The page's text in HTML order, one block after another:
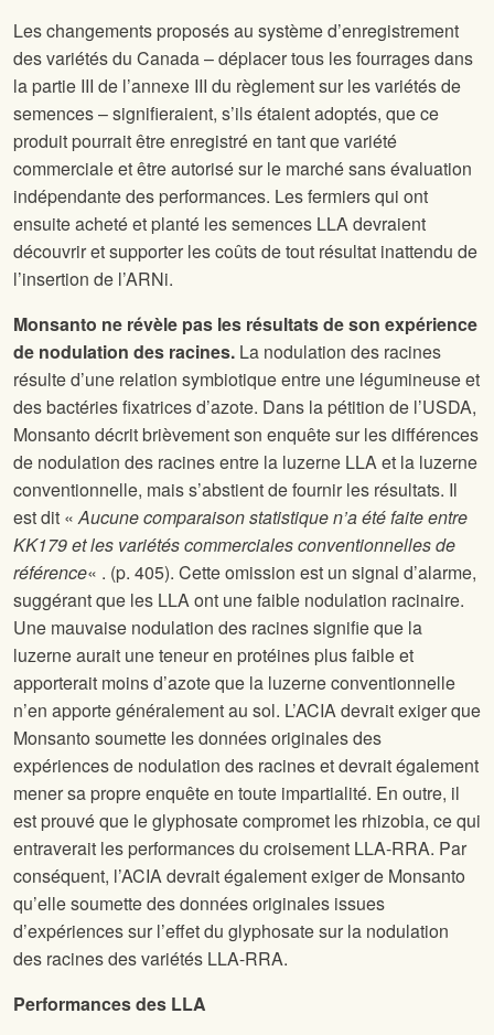
Les changements proposés au système d’enregistrement
des variétés du Canada – déplacer tous les fourrages dans
la partie III de l’annexe III du règlement sur les variétés de
semences – signifieraient, s’ils étaient adoptés, que ce
produit pourrait être enregistré en tant que variété
commerciale et être autorisé sur le marché sans évaluation
indépendante des performances. Les fermiers qui ont
ensuite acheté et planté les semences LLA devraient
découvrir et supporter les coûts de tout résultat inattendu de
l’insertion de l’ARNi.
Monsanto ne révèle pas les résultats de son expérience
de nodulation des racines. La nodulation des racines
résulte d’une relation symbiotique entre une légumineuse et
des bactéries fixatrices d’azote. Dans la pétition de l’USDA,
Monsanto décrit brièvement son enquête sur les différences
de nodulation des racines entre la luzerne LLA et la luzerne
conventionnelle, mais s’abstient de fournir les résultats. Il
est dit «Aucune comparaison statistique n’a été faite entre
KK179 et les variétés commerciales conventionnelles de
référence« . (p. 405). Cette omission est un signal d’alarme,
suggérant que les LLA ont une faible nodulation racinaire.
Une mauvaise nodulation des racines signifie que la
luzerne aurait une teneur en protéines plus faible et
apporterait moins d’azote que la luzerne conventionnelle
n’en apporte généralement au sol. L’ACIA devrait exiger que
Monsanto soumette les données originales des
expériences de nodulation des racines et devrait également
mener sa propre enquête en toute impartialité. En outre, il
est prouvé que le glyphosate compromet les rhizobia, ce qui
entraverait les performances du croisement LLA-RRA. Par
conséquent, l’ACIA devrait également exiger de Monsanto
qu’elle soumette des données originales issues
d’expériences sur l’effet du glyphosate sur la nodulation
des racines des variétés LLA-RRA.
Performances des LLA